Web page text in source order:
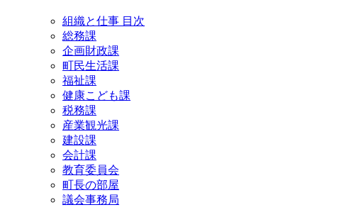
組織と仕事 目次
総務課
企画財政課
町民生活課
福祉課
健康こども課
税務課
産業観光課
建設課
会計課
教育委員会
町長の部屋
議会事務局